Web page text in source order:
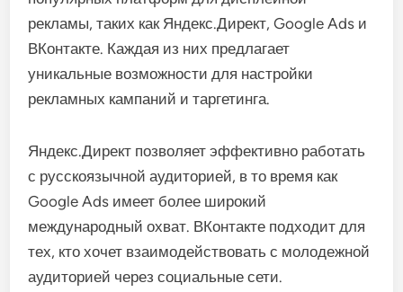
рекламы, таких как Яндекс.Директ, Google Ads и
ВКонтакте. Каждая из них предлагает
уникальные возможности для настройки
рекламных кампаний и таргетинга.
Яндекс.Директ позволяет эффективно работать
с русскоязычной аудиторией, в то время как
Google Ads имеет более широкий
международный охват. ВКонтакте подходит для
тех, кто хочет взаимодействовать с молодежной
аудиторией через социальные сети.